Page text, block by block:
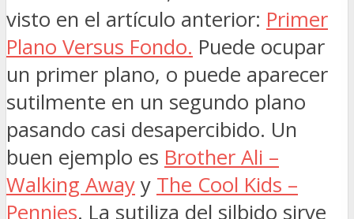
visto en el artículo anterior: Primer
Plano Versus Fondo. Puede ocupar
un primer plano, o puede aparecer
sutilmente en un segundo plano
pasando casi desapercibido. Un
buen ejemplo es Brother Ali –
Walking Away y The Cool Kids –
Pennies. La sutiliza del silbido sirve